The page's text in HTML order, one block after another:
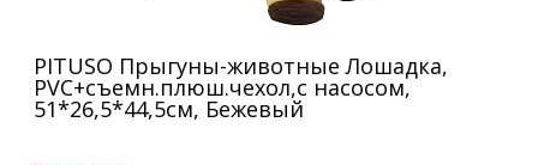
PITUSO Прыгуны-животные Лошадка,
PVC+съемн.плюш.чехол,с насосом,
51*26,5*44,5см, Бежевый